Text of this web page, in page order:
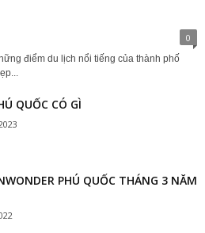
0
điểm du lịch nổi tiếng của thành phố
QUỐC CÓ GÌ
PHÚ QUỐC THÁNG 3 NĂM